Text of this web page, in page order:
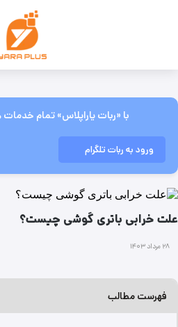
با «ربات یاراپلاس» تمام
ورود به ربات تلگرام
علت خرابی باتری گوشی چیست؟
۲۸ مرداد ۱۴۰۳
فهرست مطالب